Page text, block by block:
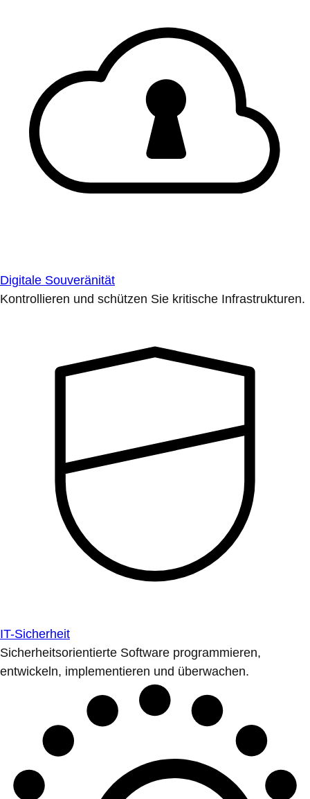
Digitale Souveränität
Kontrollieren und schützen Sie kritische Infrastrukturen.
IT-Sicherheit
Sicherheitsorientierte Software programmieren,
entwickeln, implementieren und überwachen.